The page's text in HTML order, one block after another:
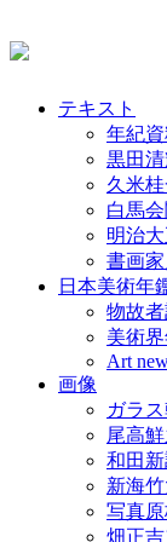
テキスト
年紀
黒田
久米
白馬
明治
書画
日本美術年
物故
美術
Art
画像
ガラ
尾高
和田
新海
写真原
畑正